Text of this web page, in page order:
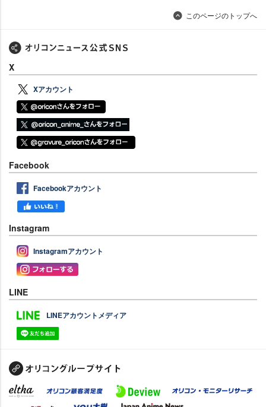
このページのトップへ
X
Xアカウント
Facebook
Facebookアカウント
Instagram
Instagramアカウント
LINE
LINEアカウントメディア